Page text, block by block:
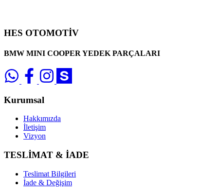
HES OTOMOTİV
BMW MINI COOPER YEDEK PARÇALARI
Kurumsal
Hakkımızda
İletişim
Vizyon
TESLİMAT & İADE
Teslimat Bilgileri
İade & Değişim